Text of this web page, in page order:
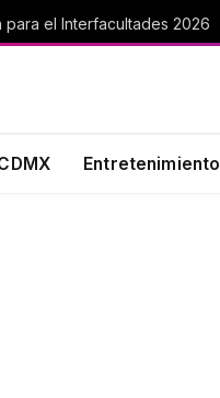
para el Interfacultades 2026
Entretenimiento